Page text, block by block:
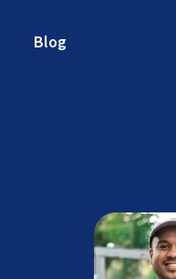
Blog